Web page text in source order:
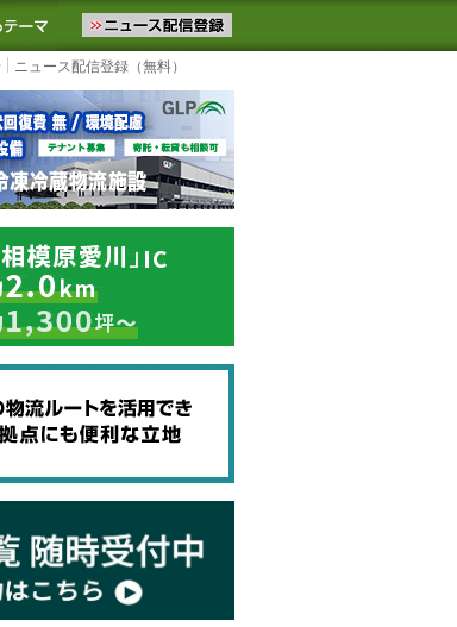
届けします。物流ニュースメール配信を登録す
に追加 よく見るテーマ
ニュース配信登録（無料）